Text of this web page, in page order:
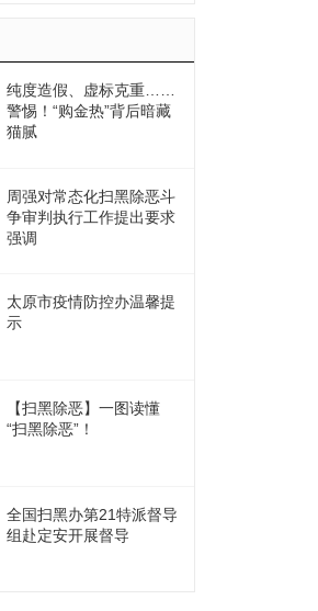
纯度造假、虚标克重……
警惕！“购金热”背后暗藏
猫腻
周强对常态化扫黑除恶斗
争审判执行工作提出要求
强调
太原市疫情防控办温馨提
示
【扫黑除恶】一图读懂
“扫黑除恶”！
全国扫黑办第21特派督导
组赴定安开展督导